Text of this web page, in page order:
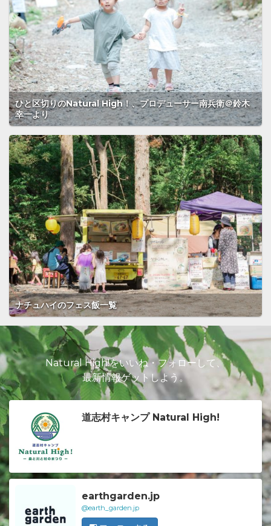
ひと区切りのNatural High！、プロデューサー南兵衛＠鈴木
幸一より
ナチュハイのフェス飯一覧
Natural High!をいいね・フォローして、
最新情報ゲットしよう。
道志村キャンプ Natural High!
earthgarden.jp
@earth_garden.jp